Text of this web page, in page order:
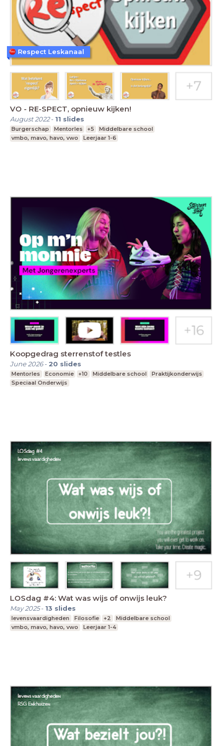
VO - RE-SPECT, opnieuw kijken!
August 2022- 11 slides
Burgerschap Mentorles +5
Middelbare school
vmbo, mavo, havo, vwo
Leerjaar 1-6
Respect Leskanaal
Koopgedrag sterrenstof testles
June 2026- 20 slides
Mentorles Economie +10 Middelbare school
Praktijkonderwijs
Speciaal Onderwijs
LOSdag #4: Wat was wijs of onwijs leuk?
May 2025- 13 slides
levensvaardigheden Filosofie +2
Middelbare school
vmbo, mavo, havo, vwo
Leerjaar 1-4